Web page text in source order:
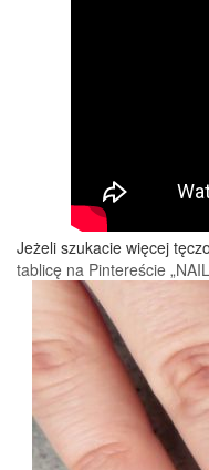
Jeżeli szukacie więcej
tablicę na Pintereście